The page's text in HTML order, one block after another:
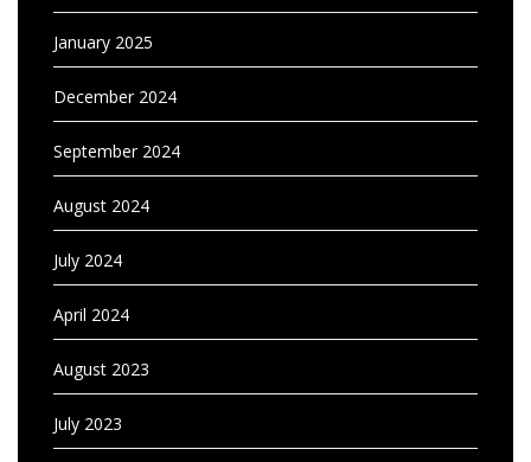
January 2025
December 2024
September 2024
August 2024
July 2024
April 2024
August 2023
July 2023